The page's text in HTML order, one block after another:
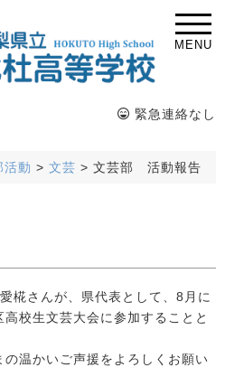
MENU
緊急連絡なし
活動 > 文芸 > 文芸部 活動報告
椛さんが、県代表として、8月に
校生文芸大会に参加することと
温かいご声援をよろしくお願い